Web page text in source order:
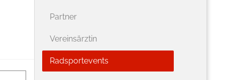
Partner
Vereinsärztin
Radsportevents